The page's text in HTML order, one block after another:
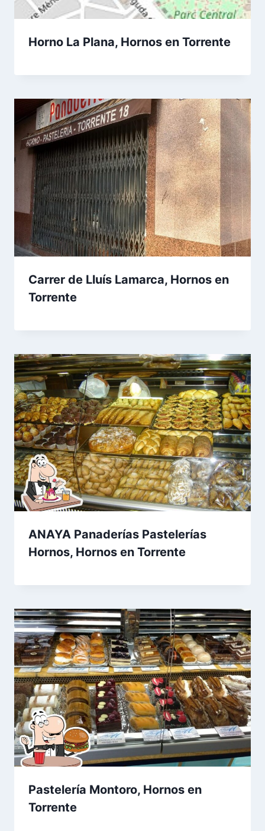
Horno La Plana, Hornos en Torrente
Carrer de Lluís Lamarca, Hornos en
Torrente
ANAYA Panaderías Pastelerías
Hornos, Hornos en Torrente
Pastelería Montoro, Hornos en
Torrente